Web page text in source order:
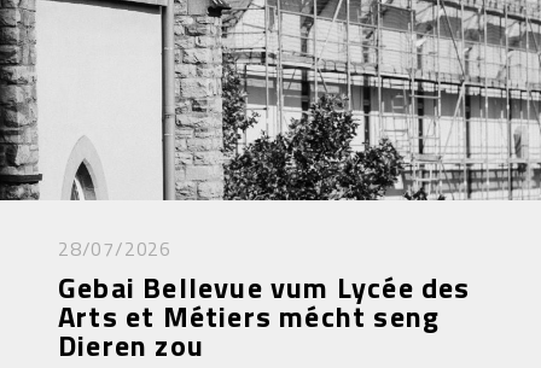
28/07/2026
Gebai Bellevue vum Lycée des
Arts et Métiers mécht seng
Dieren zou